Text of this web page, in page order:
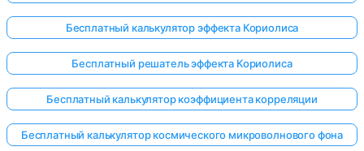
Бесплатный калькулятор эффекта Кориолиса
Бесплатный решатель эффекта Кориолиса
Бесплатный калькулятор коэффициента корреляции
Бесплатный калькулятор космического микроволнового фона